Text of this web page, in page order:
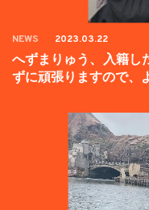
NEWS 2023.03.22
へずまりゅう、入籍し
ずに頑張りますので、